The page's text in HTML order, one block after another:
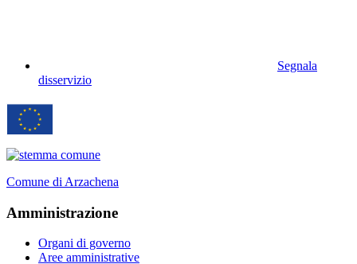
Segnala
disservizio
Comune di Arzachena
Amministrazione
Organi di governo
Aree amministrative